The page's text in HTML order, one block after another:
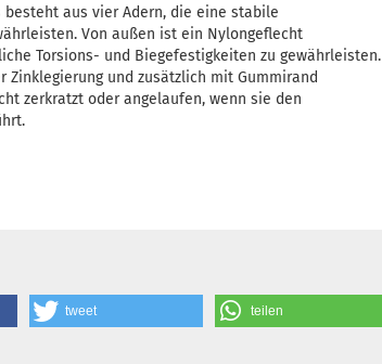
besteht aus vier Adern, die eine stabile
Von außen ist ein Nylongeflecht
Torsions- und Biegefestigkeiten zu gewährleisten.
Zinklegierung und zusätzlich mit Gummirand
zerkratzt oder angelaufen, wenn sie den
tweet teilen